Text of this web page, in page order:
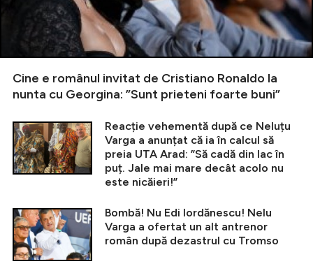
Cine e românul invitat de Cristiano Ronaldo la
nunta cu Georgina: ”Sunt prieteni foarte buni”
Reacție vehementă după ce Neluțu
Varga a anunțat că ia în calcul să
preia UTA Arad: ”Să cadă din lac în
puț. Jale mai mare decât acolo nu
este nicăieri!”
Bombă! Nu Edi Iordănescu! Nelu
Varga a ofertat un alt antrenor
român după dezastrul cu Tromso